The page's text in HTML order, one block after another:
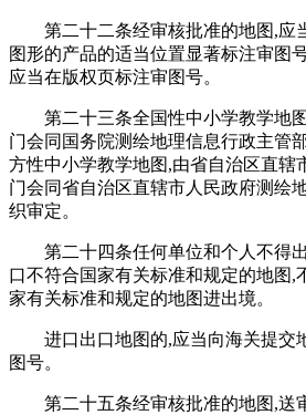
第二十二条经审核批准的地图,应
图形的产品的适当位置显著标注审图
应当在版权页标注审图号。
第二十三条全国性中小学教学地
门会同国务院测绘地理信息行政主管
方性中小学教学地图,由省自治区直辖
门会同省自治区直辖市人民政府测绘
织审定。
第二十四条任何单位和个人不得
口不符合国家有关标准和规定的地图,
家有关标准和规定的地图进出境。
进口出口地图的,应当向海关提交
图号。
第二十五条经审核批准的地图,送